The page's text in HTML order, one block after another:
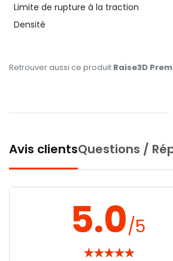
Limite de rupture à la traction
Densité
Retrouver aussi ce produit Raise3D
Avis clientsQuestions /
5.0/5
★★★★★